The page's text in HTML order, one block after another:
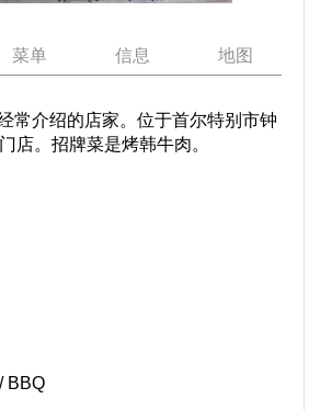
菜单 信息 地图
常介绍的店家。位于首尔特别市钟
店。招牌菜是烤韩牛肉。
BBQ